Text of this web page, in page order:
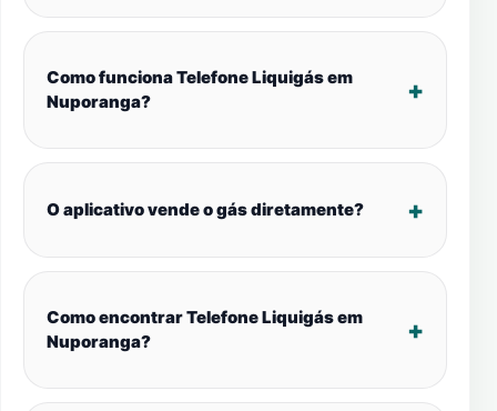
Como funciona Telefone Liquigás em
Nuporanga?
O aplicativo vende o gás diretamente?
Como encontrar Telefone Liquigás em
Nuporanga?